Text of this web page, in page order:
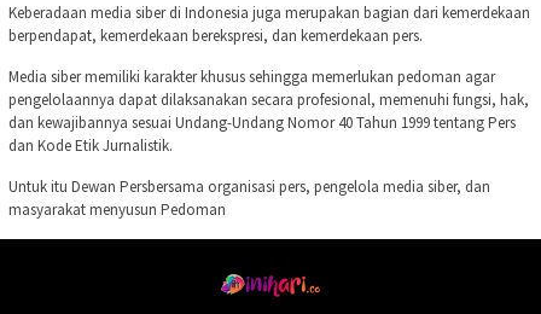
Keberadaan media siber di Indonesia juga merupakan bagian dari kemerdekaan
berpendapat, kemerdekaan berekspresi, dan kemerdekaan pers.
Media siber memiliki karakter khusus sehingga memerlukan pedoman agar
pengelolaannya dapat dilaksanakan secara profesional, memenuhi fungsi, hak,
dan kewajibannya sesuai Undang-Undang Nomor 40 Tahun 1999 tentang Pers
dan Kode Etik Jurnalistik.
Untuk itu Dewan Persbersama organisasi pers, pengelola media siber, dan
masyarakat menyusun Pedoman